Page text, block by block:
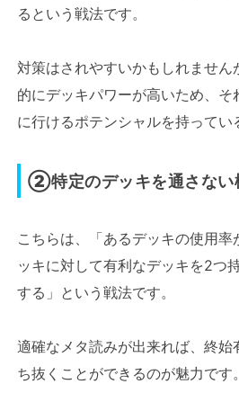
るという戦法です。
対策はされやすいかもしれませ
的にデッキパワーが高いため、そ
に行けるポテンシャルを持ってい
②特定のデッキを通さない
こちらは、「あるデッキの使用
ッキに対して有利なデッキを2つ
する」という戦法です。
適確なメタ読みが出来れば、終始
ち抜くことができるのが魅力です。